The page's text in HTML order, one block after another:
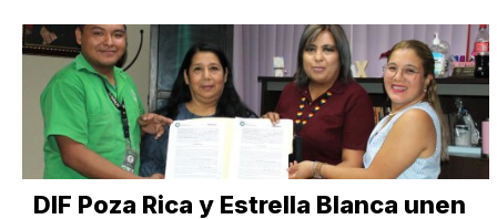
DIF Poza Rica y Estrella Blanca unen